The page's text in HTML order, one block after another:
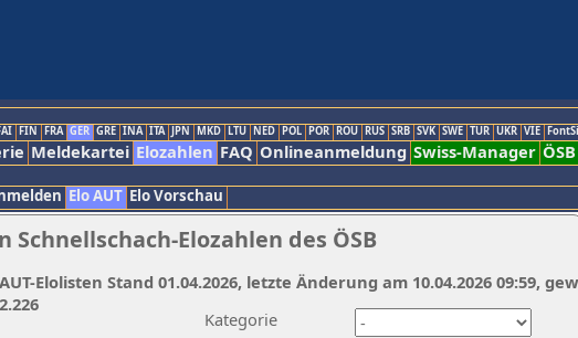
FIN FRA GER GRE INA ITA JPN MKD LTU NED POL POR ROU RUS SRB SVK SWE TUR UKR VIE
Meldekartei Elozahlen FAQ Onlineanmeldung Swiss-Manager ÖSB
Elo AUT Elo Vorschau
Elozahlen des ÖSB
Kategorie
AUT-Elolisten Stand 01.04.2026, letzte Änderung am 10.04.2026 09:59,
2.226